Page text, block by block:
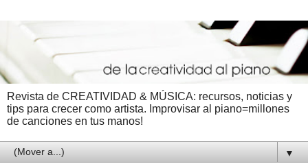
Revista de CREATIVIDAD & MÚSICA: recursos, noticias y
tips para crecer como artista. Improvisar al piano=millones
de canciones en tus manos!
▼